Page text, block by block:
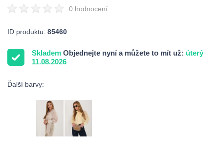
0 hodnocení
ID produktu: 85460
Skladem Objednejte nyní a můžete to mít už: úterý
11.08.2026
Ďalší barvy: